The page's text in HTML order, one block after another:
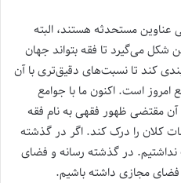
مستحدثه هستند، البته
شکل می‌گیرد تا فقه بتواند جهان
کند تا نسبت‌های دقیق‌تری با آن
امروز است. اکنون ما با جوامع
مقتضی ظهور فقهی به نام فقه
کلان را درک کند. اگر در گذشته
در گذشته رسانه و فضای
فضای مجازی داشته باشیم.